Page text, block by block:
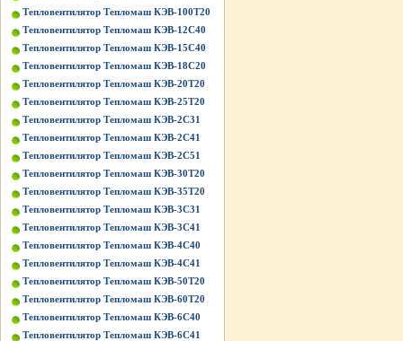
Тепловентилятор Тепломаш КЭВ-100Т20
Тепловентилятор Тепломаш КЭВ-12С40
Тепловентилятор Тепломаш КЭВ-15С40
Тепловентилятор Тепломаш КЭВ-18С20
Тепловентилятор Тепломаш КЭВ-20Т20
Тепловентилятор Тепломаш КЭВ-25Т20
Тепловентилятор Тепломаш КЭВ-2С31
Тепловентилятор Тепломаш КЭВ-2С41
Тепловентилятор Тепломаш КЭВ-2С51
Тепловентилятор Тепломаш КЭВ-30Т20
Тепловентилятор Тепломаш КЭВ-35Т20
Тепловентилятор Тепломаш КЭВ-3С31
Тепловентилятор Тепломаш КЭВ-3С41
Тепловентилятор Тепломаш КЭВ-4С40
Тепловентилятор Тепломаш КЭВ-4С41
Тепловентилятор Тепломаш КЭВ-50Т20
Тепловентилятор Тепломаш КЭВ-60Т20
Тепловентилятор Тепломаш КЭВ-6С40
Тепловентилятор Тепломаш КЭВ-6С41